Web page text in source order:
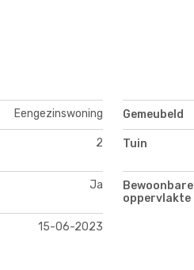
Eengezinswoning Gemeubeld
2 Tuin
Ja
Bewoonbare
oppervlakte
15-06-2023